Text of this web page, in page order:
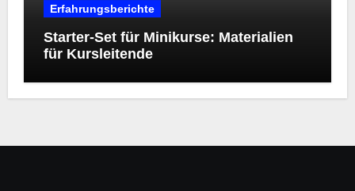
Erfahrungsberichte
Starter‑Set für Minikurse: Materialien
für Kursleitende